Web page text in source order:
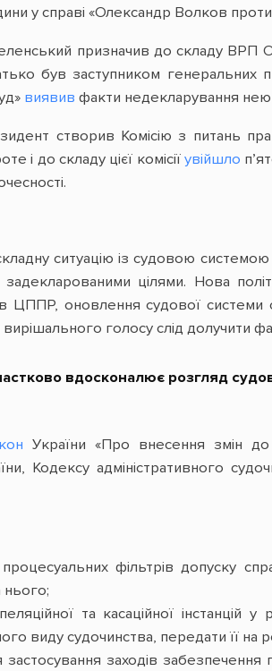
у справі «Олександр Волков проти
призначив до складу ВРП
був заступником
виявив факти недекларування нею
створив Комісію з питань
і до складу цієї комісії увійшло
ситуацію із судовою
цілями. Нова
ЦППР, оновлення судової системи
голосу слід долучити
вдосконалює розгляд
України «Про внесення змін
Кодексу адміністративного
фільтрів
та касаційної
виду судочинства, передати її на
заходів забезпечення